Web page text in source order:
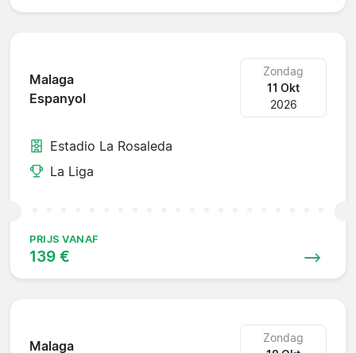
Malaga
Espanyol
Zondag
11 Okt
2026
Estadio La Rosaleda
La Liga
PRIJS VANAF
139 €
Malaga
Zondag